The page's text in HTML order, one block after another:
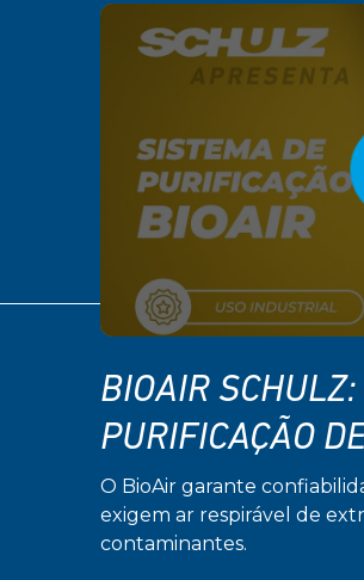
BIOAIR
PURIFICAÇÃO
O BioAir garante
exigem ar respirável de
contaminantes.